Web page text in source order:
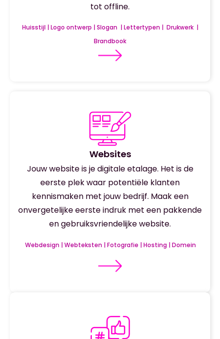
tot offline.
Huisstijl | Logo ontwerp | Slogan | Lettertypen | Drukwerk |
Brandbook
Websites
Jouw website is je digitale etalage. Het is de
eerste plek waar potentiële klanten
kennismaken met jouw bedrijf. Maak een
onvergetelijke eerste indruk met een pakkende
en gebruiksvriendelijke website.
Webdesign | Webteksten | Fotografie | Hosting | Domein